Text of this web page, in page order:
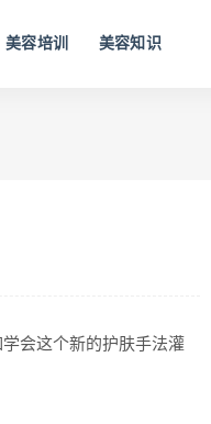
美容培训 美容知识
会这个新的护肤手法灌